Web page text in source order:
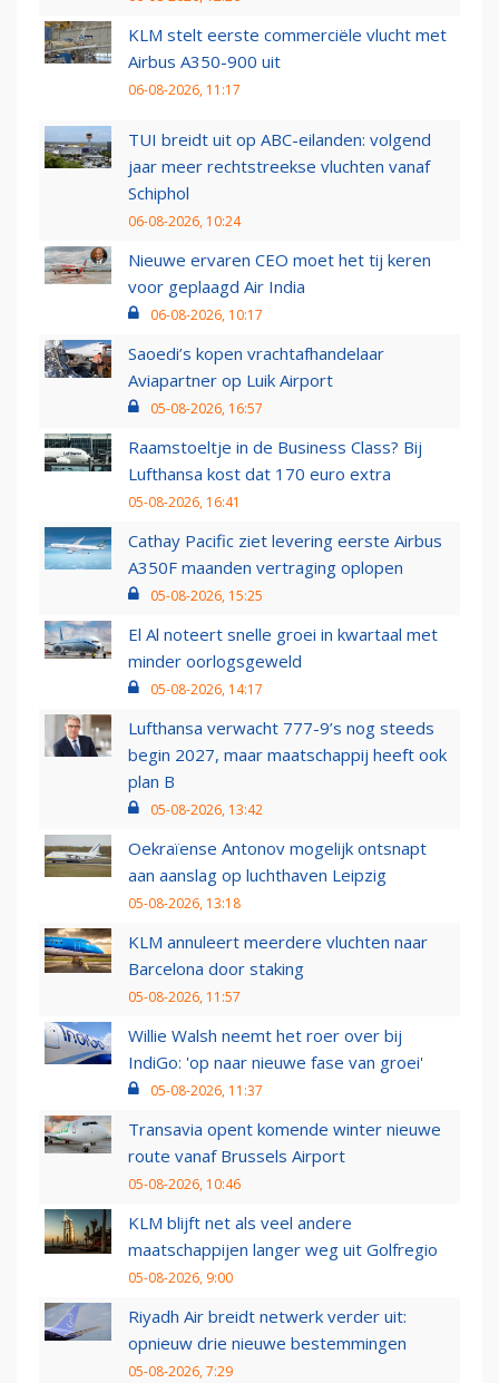
KLM stelt eerste commerciële vlucht met
Airbus A350-900 uit
06-08-2026, 11:17
TUI breidt uit op ABC-eilanden: volgend
jaar meer rechtstreekse vluchten vanaf
Schiphol
06-08-2026, 10:24
Nieuwe ervaren CEO moet het tij keren
voor geplaagd Air India
06-08-2026, 10:17
Saoedi’s kopen vrachtafhandelaar
Aviapartner op Luik Airport
05-08-2026, 16:57
Raamstoeltje in de Business Class? Bij
Lufthansa kost dat 170 euro extra
05-08-2026, 16:41
Cathay Pacific ziet levering eerste Airbus
A350F maanden vertraging oplopen
05-08-2026, 15:25
El Al noteert snelle groei in kwartaal met
minder oorlogsgeweld
05-08-2026, 14:17
Lufthansa verwacht 777-9’s nog steeds
begin 2027, maar maatschappij heeft ook
plan B
05-08-2026, 13:42
Oekraïense Antonov mogelijk ontsnapt
aan aanslag op luchthaven Leipzig
05-08-2026, 13:18
KLM annuleert meerdere vluchten naar
Barcelona door staking
05-08-2026, 11:57
Willie Walsh neemt het roer over bij
IndiGo: 'op naar nieuwe fase van groei'
05-08-2026, 11:37
Transavia opent komende winter nieuwe
route vanaf Brussels Airport
05-08-2026, 10:46
KLM blijft net als veel andere
maatschappijen langer weg uit Golfregio
05-08-2026, 9:00
Riyadh Air breidt netwerk verder uit:
opnieuw drie nieuwe bestemmingen
05-08-2026, 7:29